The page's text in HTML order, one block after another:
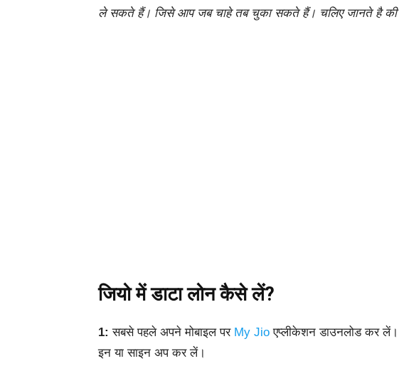
ले सकते हैं। जिसे आप जब चाहे तब चुका सकते हैं। चलिए जानते है की
जियो में डाटा लोन कैसे लें?
1: सबसे पहले अपने मोबाइल पर My Jio एप्लीकेशन डाउनलोड कर लें।
इन या साइन अप कर लें।